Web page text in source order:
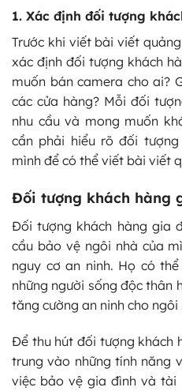
1. Xác định đối tượng
Trước khi viết bài viết
xác định đối tượng khách
muốn bán camera cho ai?
các cửa hàng? Mỗi đối
nhu cầu và mong muốn
cần phải hiểu rõ đối
mình để có thể viết bài viết
Đối tượng khách hàng
Đối tượng khách hàng gia
cầu bảo vệ ngôi nhà của
nguy cơ an ninh. Họ có
những người sống độc thân
tăng cường an ninh cho ngôi
Để thu hút đối tượng khách
trung vào những tính năng
việc bảo vệ gia đình và tài